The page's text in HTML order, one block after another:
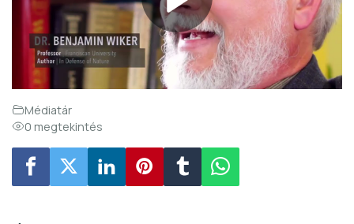
Médiatár
0 megtekintés